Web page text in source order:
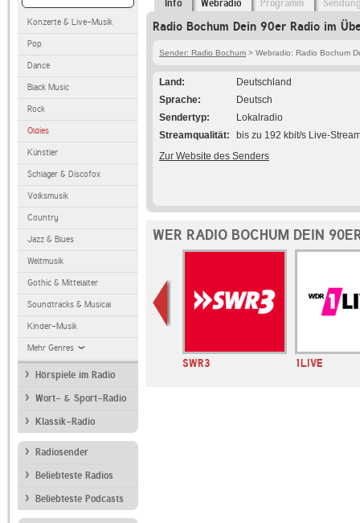
Konzerte & Live-Musik
Pop
Dance
Black Music
Rock
Oldies
Künstler
Schlager & Discofox
Volksmusik
Country
Jazz & Blues
Weltmusik
Gothic & Mittelalter
Soundtracks & Musical
Kinder-Musik
Mehr Genres
Hörspiele im Radio
Wort- & Sport-Radio
Klassik-Radio
Radiosender
Beliebteste Radios
Beliebteste Podcasts
Info Webradio Programm
Radio Bochum Dein 90er Radio im
Sender: Radio Bochum > Webradio: Radio Bochum
Land
Deutschland
Sprache
Deutsch
Sendertyp
Lokalradio
Streamqualität
bis zu 192 kbit/s Live-
Zur Website des Senders
WER RADIO BOCHUM DEIN
SWR3 1LIVE